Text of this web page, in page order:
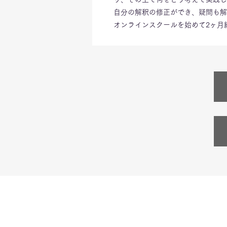
自分の解釈の修正ができ、疑問も
オンラインスクールを始めて2ヶ